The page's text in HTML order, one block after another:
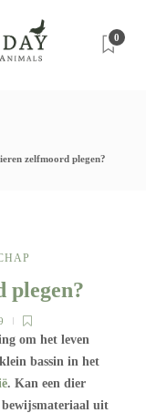
0
zelfmoord plegen?
plegen?
om het leven
bassin in het
. Kan een dier
bewijsmateriaal uit